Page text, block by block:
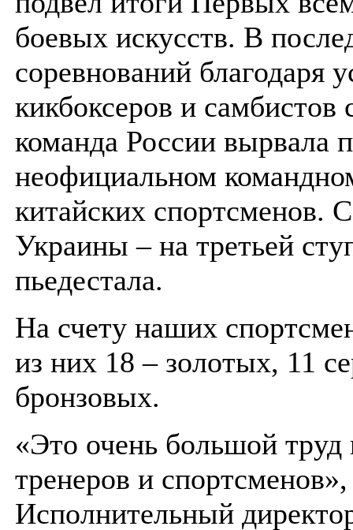
боевых искусств. В
соревнований благодаря
кикбоксеров и самбистов
команда России вырвала
неофициальном
китайских спортсменов.
Украины – на третьей
пьедестала.
На счету наших
из них 18 – золотых, 11
бронзовых.
«Это очень большой
тренеров и
Исполнительный